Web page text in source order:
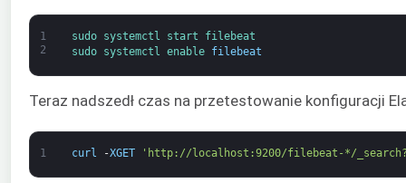
1
2
sudo systemctl start
filebeat
sudo systemctl enable filebeat
Teraz nadszedł czas na przetestowanie konfiguracji
1 curl -XGET 'http://localhost:9200/filebeat-*/